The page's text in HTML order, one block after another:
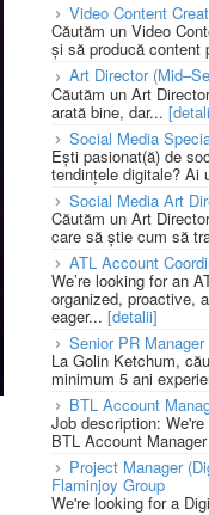
Video Content
Căutăm un Video
și să producă content
Art Director
Căutăm un Art
arată bine, dar...
Social Media
Ești pasionat(ă) de
tendințele digitale? Ai
Social Media Art
Căutăm un Art
care să știe cum să
ATL Account
We’re looking for an
organized, proactive,
eager... [detalii]
Senior PR
La Golin Ketchum,
minimum 5 ani
BTL Account
Job description:
BTL Account
Project Manager
Flaminjoy Group
We're looking for a